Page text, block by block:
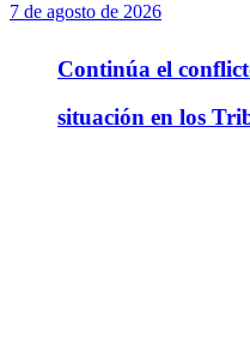
Continúa el
situación en los
7 de agosto de 2026